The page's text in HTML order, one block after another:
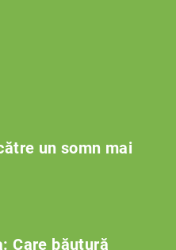
un somn mai
Care băutură